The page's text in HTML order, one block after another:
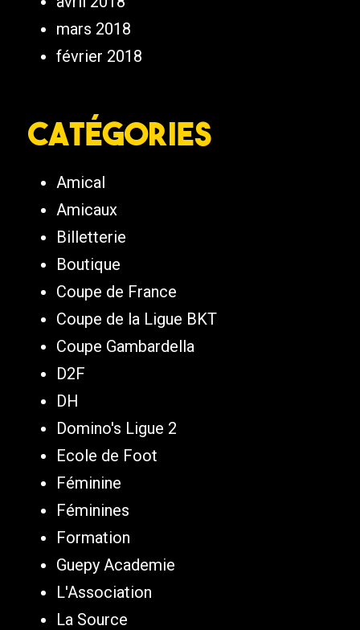
mars 2018
février 2018
Catégories
Amical
Amicaux
Billetterie
Boutique
Coupe de France
Coupe de la Ligue BKT
Coupe Gambardella
D2F
DH
Domino's Ligue 2
Ecole de Foot
Féminine
Féminines
Formation
Guepy Academie
L'Association
La Source